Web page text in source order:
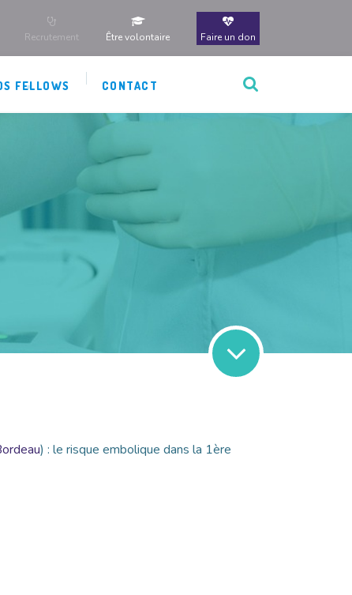
Recrutement Être volontaire Faire un don
FELLOWS CONTACT
) : le risque embolique dans la 1ère